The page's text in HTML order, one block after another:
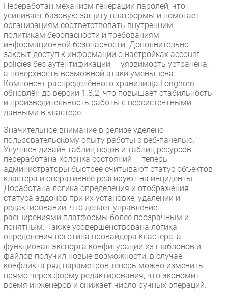
Переработан механизм генерации паролей, что
усиливает базовую защиту платформы и помогает
организациям соответствовать внутренним
политикам безопасности и требованиям
информационной безопасности. Дополнительно
закрыт доступ к информации о настройках account-
policies без аутентификации — уязвимость устранена,
а поверхность возможной атаки уменьшена.
Компонент распределённого хранилища Longhorn
обновлён до версии 1.8.2, что повышает стабильность
и производительность работы с персистентными
данными в кластере.
Значительное внимание в релизе уделено
пользовательскому опыту работы с веб-панелью.
Улучшен дизайн таблиц подов и таблиц ресурсов,
переработана колонка состояний — теперь
администраторы быстрее считывают статус объектов
кластера и оперативнее реагируют на инциденты.
Доработана логика определения и отображения
статуса аддонов при их установке, удалении и
редактировании, что делает управление
расширениями платформы более прозрачным и
понятным. Также усовершенствована логика
определения логотипа провайдера кластера, а
функционал экспорта конфигурации из шаблонов и
файлов получил новые возможности: в случае
конфликта ряд параметров теперь можно изменить
прямо через форму редактирования, что экономит
время инженеров и снижает число ручных операций.